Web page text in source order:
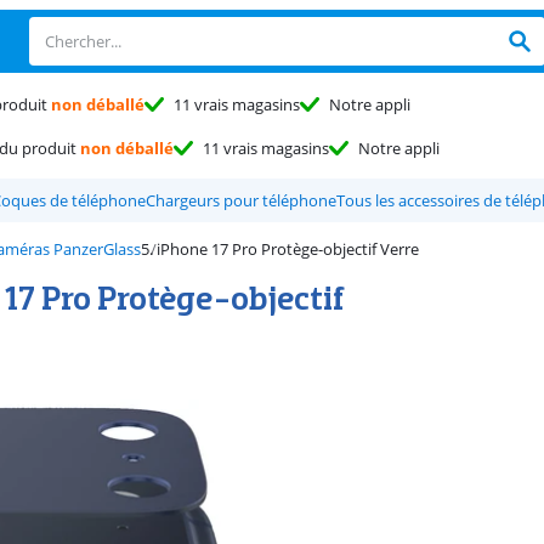
non déballé 11 vrais magasins
Notre appli
produit non déballé 11 vrais magasins Notre appli
de téléphoneChargeurs pour téléphoneTous les accessoires de
PanzerGlass iPhone 17 Pro Protège-objectif Verre
Pro Protège-objectif